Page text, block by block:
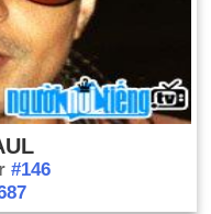
#146